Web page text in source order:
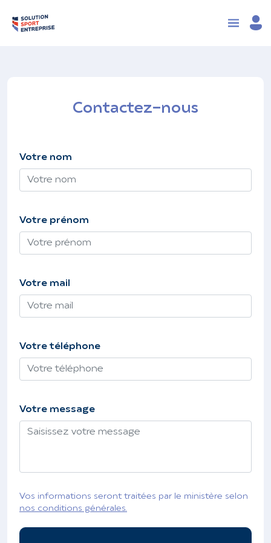
Contactez-nous
Votre nom
Votre prénom
Votre mail
Votre téléphone
Votre message
Vos informations seront traitées par le ministère selon
nos conditions générales.